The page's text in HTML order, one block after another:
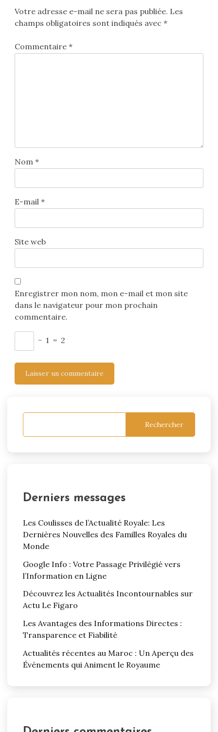
Votre adresse e-mail ne sera pas publiée. Les
champs obligatoires sont indiqués avec *
Commentaire *
Nom *
E-mail *
Site web
Enregistrer mon nom, mon e-mail et mon site
dans le navigateur pour mon prochain
commentaire.
− 1 = 2
Rechercher
Derniers messages
Les Coulisses de l’Actualité Royale: Les
Dernières Nouvelles des Familles Royales du
Monde
Google Info : Votre Passage Privilégié vers
l’Information en Ligne
Découvrez les Actualités Incontournables sur
Actu Le Figaro
Les Avantages des Informations Directes :
Transparence et Fiabilité
Actualités récentes au Maroc : Un Aperçu des
Événements qui Animent le Royaume